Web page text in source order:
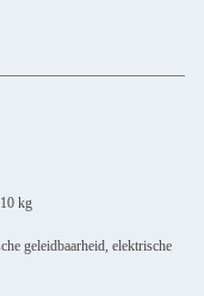
kg
geleidbaarheid, elektrische